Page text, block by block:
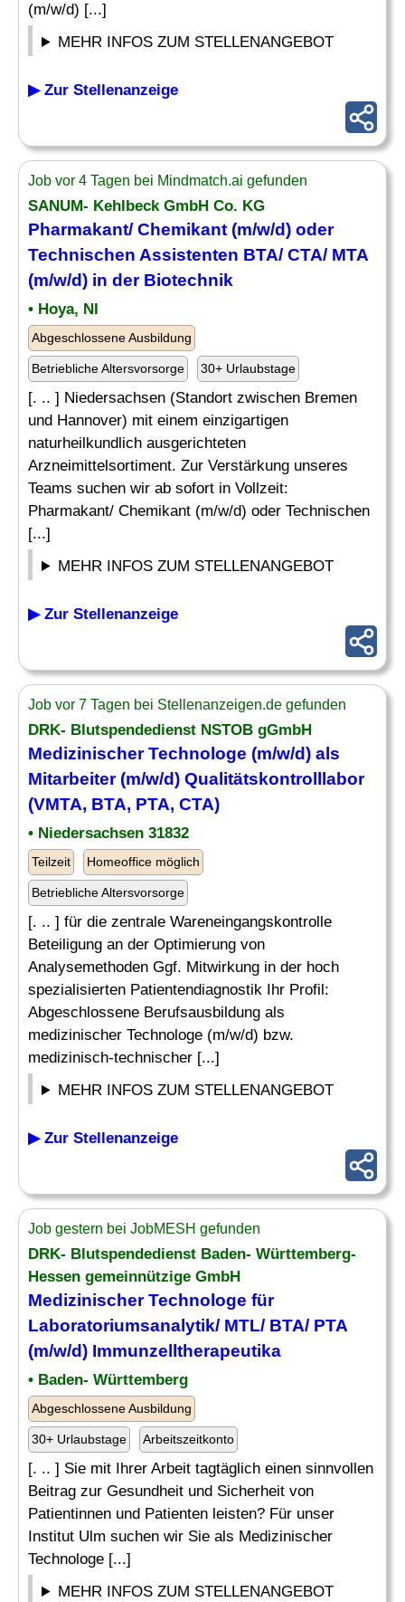
(m/w/d) [...]
MEHR INFOS ZUM STELLENANGEBOT
▶ Zur Stellenanzeige
Job vor 4 Tagen bei Mindmatch.ai gefunden
SANUM- Kehlbeck GmbH Co. KG
Pharmakant/ Chemikant (m/w/d) oder
Technischen Assistenten BTA/ CTA/ MTA
(m/w/d) in der Biotechnik
• Hoya, NI
Abgeschlossene Ausbildung
Betriebliche Altersvorsorge 30+ Urlaubstage
[. .. ] Niedersachsen (Standort zwischen Bremen
und Hannover) mit einem einzigartigen
naturheilkundlich ausgerichteten
Arzneimittelsortiment. Zur Verstärkung unseres
Teams suchen wir ab sofort in Vollzeit:
Pharmakant/ Chemikant (m/w/d) oder Technischen
[...]
MEHR INFOS ZUM STELLENANGEBOT
▶ Zur Stellenanzeige
Job vor 7 Tagen bei Stellenanzeigen.de gefunden
DRK- Blutspendedienst NSTOB gGmbH
Medizinischer Technologe (m/w/d) als
Mitarbeiter (m/w/d) Qualitätskontrolllabor
(VMTA, BTA, PTA, CTA)
• Niedersachsen 31832
Teilzeit Homeoffice möglich
Betriebliche Altersvorsorge
[. .. ] für die zentrale Wareneingangskontrolle
Beteiligung an der Optimierung von
Analysemethoden Ggf. Mitwirkung in der hoch
spezialisierten Patientendiagnostik Ihr Profil:
Abgeschlossene Berufsausbildung als
medizinischer Technologe (m/w/d) bzw.
medizinisch-technischer [...]
MEHR INFOS ZUM STELLENANGEBOT
▶ Zur Stellenanzeige
Job gestern bei JobMESH gefunden
DRK- Blutspendedienst Baden- Württemberg-
Hessen gemeinnützige GmbH
Medizinischer Technologe für
Laboratoriumsanalytik/ MTL/ BTA/ PTA
(m/w/d) Immunzelltherapeutika
• Baden- Württemberg
Abgeschlossene Ausbildung
30+ Urlaubstage Arbeitszeitkonto
[. .. ] Sie mit Ihrer Arbeit tagtäglich einen sinnvollen
Beitrag zur Gesundheit und Sicherheit von
Patientinnen und Patienten leisten? Für unser
Institut Ulm suchen wir Sie als Medizinischer
Technologe [...]
MEHR INFOS ZUM STELLENANGEBOT